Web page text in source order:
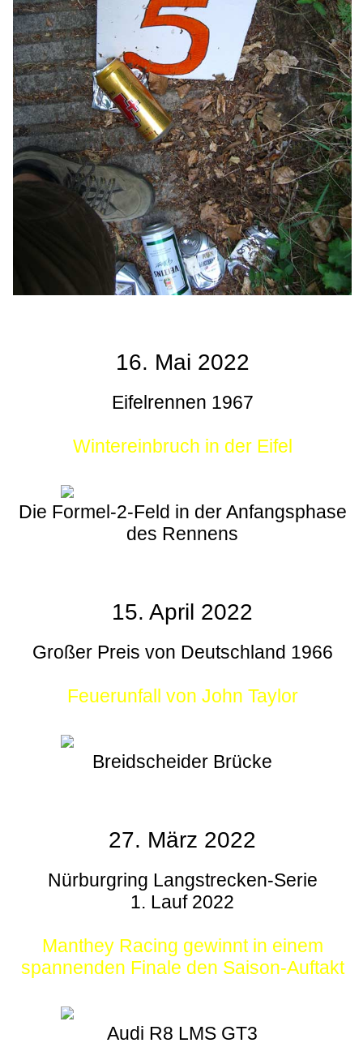
16. Mai 2022
Eifelrennen 1967
Wintereinbruch in der Eifel
Die Formel-2-Feld in der Anfangsphase
des Rennens
15. April 2022
Großer Preis von Deutschland 1966
Feuerunfall von John Taylor
Breidscheider Brücke
27. März 2022
Nürburgring Langstrecken-Serie
1. Lauf 2022
Manthey Racing gewinnt in einem
spannenden Finale den Saison-Auftakt
Audi R8 LMS GT3